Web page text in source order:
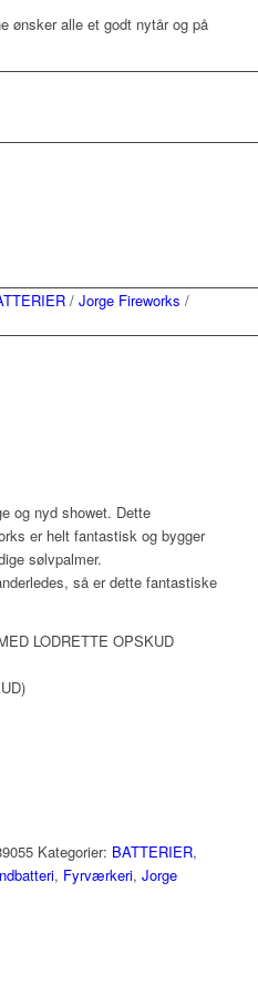
ønsker alle et godt nytår og på
/ Jorge Fireworks /
og nyd showet. Dette
er helt fantastisk og bygger
sølvpalmer.
så er dette fantastiske
LODRETTE OPSKUD
Kategorier: BATTERIER,
, Fyrværkeri, Jorge